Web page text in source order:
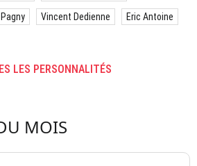
Vincent Dedienne Eric Antoine
LES PERSONNALITÉS
MOIS